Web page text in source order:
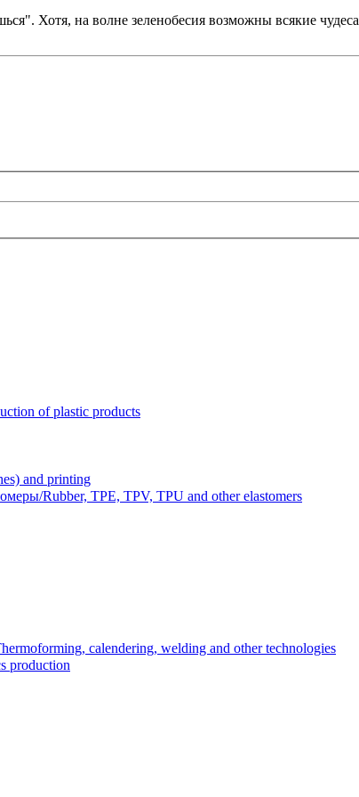
Хотя, на волне зеленобесия возможны всякие чудеса
of plastic products
and printing
Rubber, TPE, TPV, TPU and other elastomers
calendering, welding and other technologies
production